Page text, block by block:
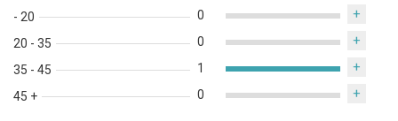
- 20
20 - 35
35 - 45
45 +
0 +
0 +
1 +
0 +